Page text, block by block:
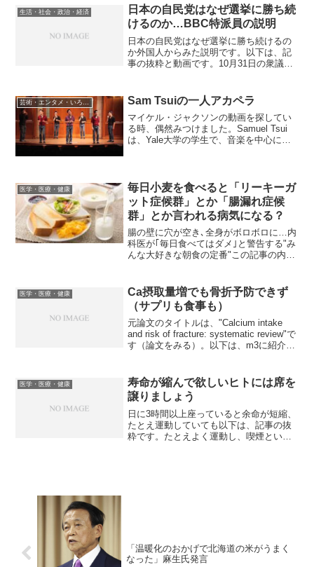
学長の権限を強化したらどんな結果にな
るか、中教審のおエライ...
生活・社会・政治・経済
日本の自民党はなぜ選挙に勝ち続
けるのか…BBC特派員の説明
日本の自民党はなぜ選挙に勝ち続けるの
か外国人からみた説明です。以下は、記
事の抜粋と動画です。10月31日の衆議院
党は、過去65年のほとんどの間、政権与
党として日本を率い...
Sam Tsuiの一人アカペラ
マイケル・ジャクソンの動画を探してい
る時、偶然みつけました。Samuel Tsui
は、Yale大学の学生で、音楽を中心に幅
医学・医療・健康
毎日小麦を食べると「リーキーガ
ット症候群」とか「腸漏れ症候
群」とか言われる病気になる？
腸の壁に穴が空き､全身がボロボロに…内
科医が｢毎日食べてはダメ｣と警告する"み
んな大好きな朝食の定番"この記事の内容
る食材が原因不明の不調を引き起こすこ
とがある。内科医...
医学・医療・健康
Ca摂取量増でも骨折予防できず
（サプリも食事も）
元論文のタイトルは、"Calcium intake
and risk of fracture: systematic review"で
す（論文をみる）。以下は、m3に紹介さ
医学・医療・健康
寿命が縮んで欲しいヒトには席を
譲りましょう
日に3時間以上座っていると余命が短縮、
たとえ運動していても以下は、記事の抜
粋です。たとえよく運動し、喫煙といっ
「温暖化のおかげで北海道の米がうまく
なった」麻生氏発言